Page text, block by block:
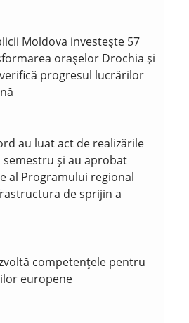
Moldova investește 57
orașelor Drochia și
progresul lucrărilor
au luat act de realizările
și au aprobat
al Programului regional
de sprijin a
competențele pentru
europene